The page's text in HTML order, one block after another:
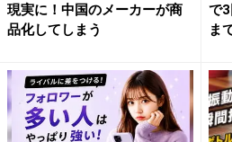
現実に！中国のメーカーが商
品化してしまう
で
ま